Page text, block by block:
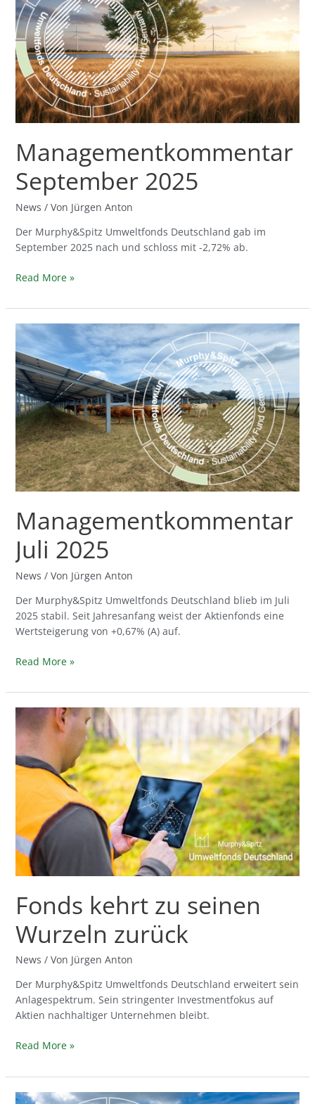
Managementkommentar
September 2025
News / Von Jürgen Anton
Der Murphy&Spitz Umweltfonds Deutschland gab im
September 2025 nach und schloss mit -2,72% ab.
Read More »
Managementkommentar
Juli 2025
News / Von Jürgen Anton
Der Murphy&Spitz Umweltfonds Deutschland blieb im Juli
2025 stabil. Seit Jahresanfang weist der Aktienfonds eine
Wertsteigerung von +0,67% (A) auf.
Managementkommentar
Juli
2025
Read More »
Fonds kehrt zu seinen
Wurzeln zurück
News / Von Jürgen Anton
Der Murphy&Spitz Umweltfonds Deutschland erweitert sein
Anlagespektrum. Sein stringenter Investmentfokus auf
Aktien nachhaltiger Unternehmen bleibt.
Fonds
kehrt
seinen
Wurzeln
zurück
Read More »
Managementkommentar